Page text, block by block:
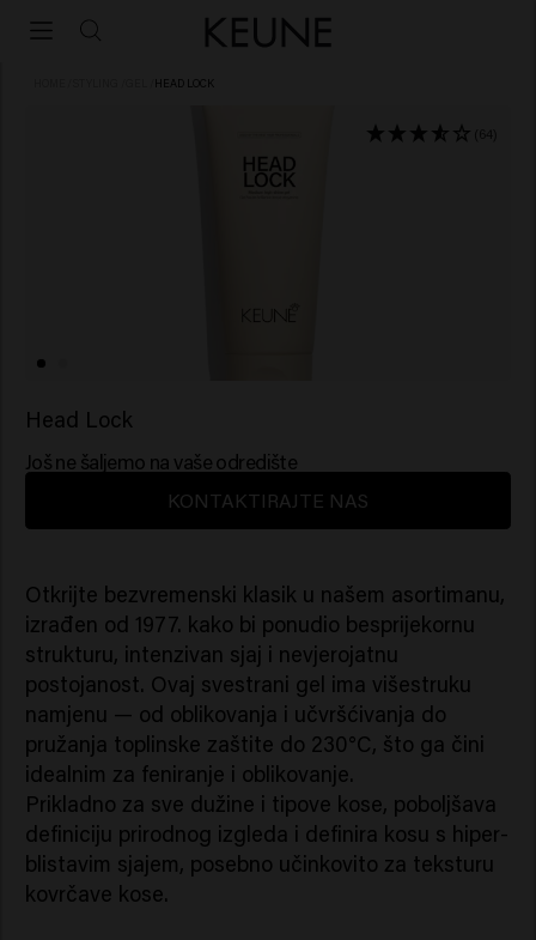
HEAD LOCK
Head Lock
Još ne šaljemo na vaše odredište
KONTAKTIRAJTE NAS
Otkrijte bezvremenski klasik u našem asortimanu,
izrađen od 1977. kako bi ponudio besprijekornu
strukturu, intenzivan sjaj i nevjerojatnu
postojanost. Ovaj svestrani gel ima višestruku
namjenu — od oblikovanja i učvršćivanja do
pružanja toplinske zaštite do 230°C, što ga čini
idealnim za feniranje i oblikovanje.
Prikladno za sve dužine i tipove kose, poboljšava
definiciju prirodnog izgleda i definira kosu s hiper-
blistavim sjajem, posebno učinkovito za teksturu
kovrčave kose.